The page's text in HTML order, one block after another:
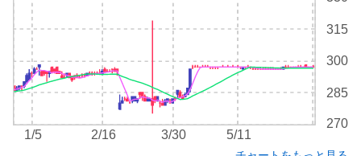
270
285
300
315
1/5 2/16 3/30 5/11